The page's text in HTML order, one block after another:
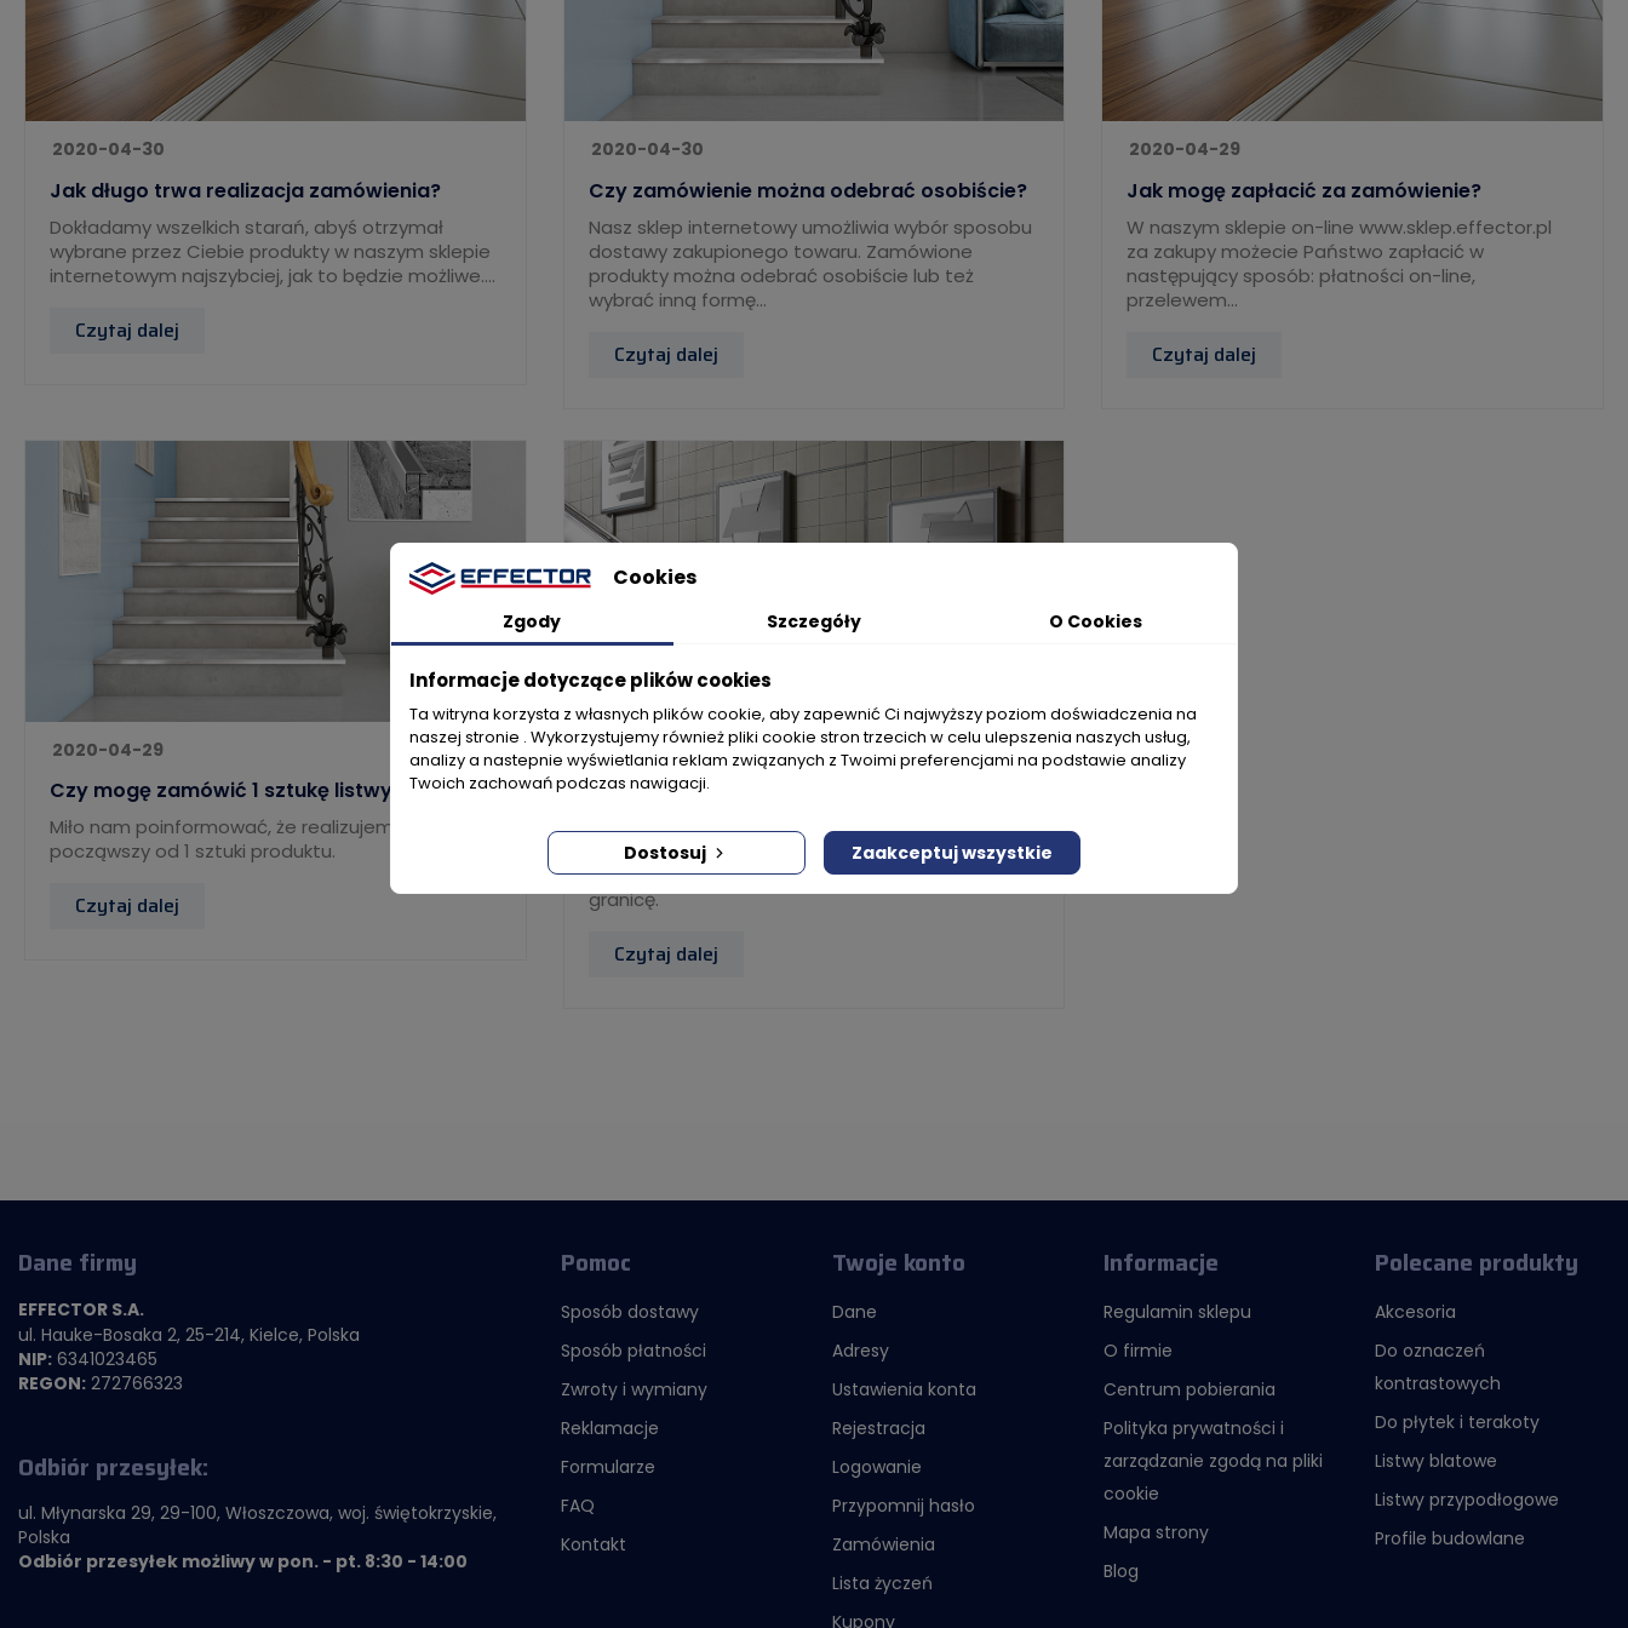
2020-04-30
Jak długo trwa realizacja zamówienia?
Dokładamy wszelkich starań, abyś otrzymał
wybrane przez Ciebie produkty w naszym sklepie
internetowym najszybciej, jak to będzie możliwe....
Czytaj dalej
2020-04-30
Czy zamówienie można odebrać osobiście?
Nasz sklep internetowy umożliwia wybór sposobu
dostawy zakupionego towaru. Zamówione
produkty można odebrać osobiście lub też
wybrać inną formę...
Czytaj dalej
2020-04-29
Jak mogę zapłacić za zamówienie?
W naszym sklepie on-line www.sklep.effector.pl
za zakupy możecie Państwo zapłacić w
następujący sposób: płatności on-line,
przelewem...
Czytaj dalej
2020-04-29
Czy mogę zamówić 1 sztukę listwy?
Miło nam poinformować, że realizujemy dostawy,
począwszy od 1 sztuki produktu.
Czytaj dalej
2020-04-29
Czy listwy mogą zostać wysłane za granicę?
Informujemy, że obecnie sklep internetowy jest
dedykowany wyłącznie sprzedaży krajowej,
oznacza to, że nie wysyłamy produktów za
granicę.
Czytaj dalej
Dane firmy
EFFECTOR S.A.
ul. Hauke-Bosaka 2, 25-214, Kielce, Polska
NIP: 6341023465
REGON: 272766323
Odbiór przesyłek:
ul. Młynarska 29, 29-100, Włoszczowa, woj. świętokrzyskie,
Polska
Odbiór przesyłek możliwy w pon. - pt. 8:30 - 14:00
Pomoc
Sposób dostawy
Sposób płatności
Zwroty i wymiany
Reklamacje
Formularze
FAQ
Kontakt
Twoje konto
Dane
Adresy
Ustawienia konta
Rejestracja
Logowanie
Przypomnij hasło
Zamówienia
Lista życzeń
Kupony
Informacje
Regulamin sklepu
O firmie
Centrum pobierania
Polityka prywatności i
zarządzanie zgodą na pliki
cookie
Mapa strony
Blog
Polecane produkty
Akcesoria
Do oznaczeń
kontrastowych
Do płytek i terakoty
Listwy blatowe
Listwy przypodłogowe
Profile budowlane
Cookies
Zgody Szczegóły O Cookies
Informacje dotyczące plików cookies
Ta witryna korzysta z własnych plików cookie, aby zapewnić Ci najwyższy poziom doświadczenia na
naszej stronie . Wykorzystujemy również pliki cookie stron trzecich w celu ulepszenia naszych usług,
analizy a nastepnie wyświetlania reklam związanych z Twoimi preferencjami na podstawie analizy
Twoich zachowań podczas nawigacji.
Dostosuj Zaakceptuj wszystkie